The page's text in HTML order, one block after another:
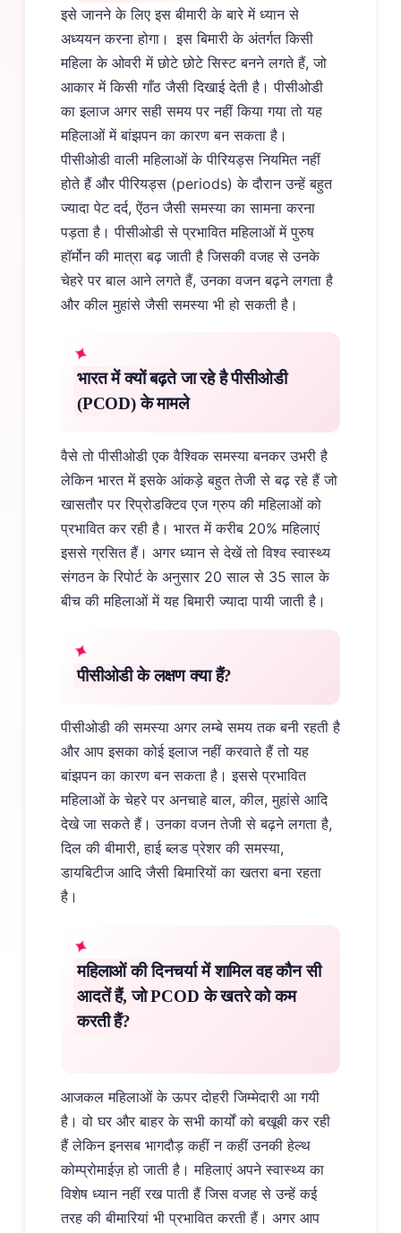
इसे जानने के लिए इस बीमारी के बारे में ध्यान से
अध्ययन करना होगा। इस बिमारी के अंतर्गत किसी
महिला के ओवरी में छोटे छोटे सिस्ट बनने लगते हैं, जो
आकार में किसी गाँठ जैसी दिखाई देती है। पीसीओडी
का इलाज अगर सही समय पर नहीं किया गया तो यह
महिलाओं में बांझपन का कारण बन सकता है।
पीसीओडी वाली महिलाओं के पीरियड्स नियमित नहीं
होते हैं और पीरियड्स (periods) के दौरान उन्हें बहुत
ज्यादा पेट दर्द, ऐंठन जैसी समस्या का सामना करना
पड़ता है। पीसीओडी से प्रभावित महिलाओं में पुरुष
हॉर्मोन की मात्रा बढ़ जाती है जिसकी वजह से उनके
चेहरे पर बाल आने लगते हैं, उनका वजन बढ़ने लगता है
और कील मुहांसे जैसी समस्या भी हो सकती है।
भारत में क्यों बढ़ते जा रहे है पीसीओडी
(PCOD) के मामले
वैसे तो पीसीओडी एक वैश्विक समस्या बनकर उभरी है
लेकिन भारत में इसके आंकड़े बहुत तेजी से बढ़ रहे हैं जो
खासतौर पर रिप्रोडक्टिव एज ग्रुप की महिलाओं को
प्रभावित कर रही है। भारत में करीब 20% महिलाएं
इससे ग्रसित हैं। अगर ध्यान से देखें तो विश्व स्वास्थ्य
संगठन के रिपोर्ट के अनुसार 20 साल से 35 साल के
बीच की महिलाओं में यह बिमारी ज्यादा पायी जाती है।
पीसीओडी के लक्षण क्या हैं?
पीसीओडी की समस्या अगर लम्बे समय तक बनी रहती है
और आप इसका कोई इलाज नहीं करवाते हैं तो यह
बांझपन का कारण बन सकता है। इससे प्रभावित
महिलाओं के चेहरे पर अनचाहे बाल, कील, मुहांसे आदि
देखे जा सकते हैं। उनका वजन तेजी से बढ़ने लगता है,
दिल की बीमारी, हाई ब्लड प्रेशर की समस्या,
डायबिटीज आदि जैसी बिमारियों का खतरा बना रहता
है।
महिलाओं की दिनचर्या में शामिल वह कौन सी
आदतें हैं, जो PCOD के खतरे को कम
करती हैं?
आजकल महिलाओं के ऊपर दोहरी जिम्मेदारी आ गयी
है। वो घर और बाहर के सभी कार्यों को बखूबी कर रही
हैं लेकिन इनसब भागदौड़ कहीं न कहीं उनकी हेल्थ
कोम्प्रोमाईज़ हो जाती है। महिलाएं अपने स्वास्थ्य का
विशेष ध्यान नहीं रख पाती हैं जिस वजह से उन्हें कई
तरह की बीमारियां भी प्रभावित करती हैं। अगर आप